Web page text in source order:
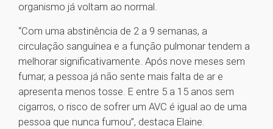
organismo já voltam ao normal.
“Com uma abstinência de 2 a 9 semanas, a
circulação sanguínea e a função pulmonar tendem a
melhorar significativamente. Após nove meses sem
fumar, a pessoa já não sente mais falta de ar e
apresenta menos tosse. E entre 5 a 15 anos sem
cigarros, o risco de sofrer um AVC é igual ao de uma
pessoa que nunca fumou”, destaca Elaine.